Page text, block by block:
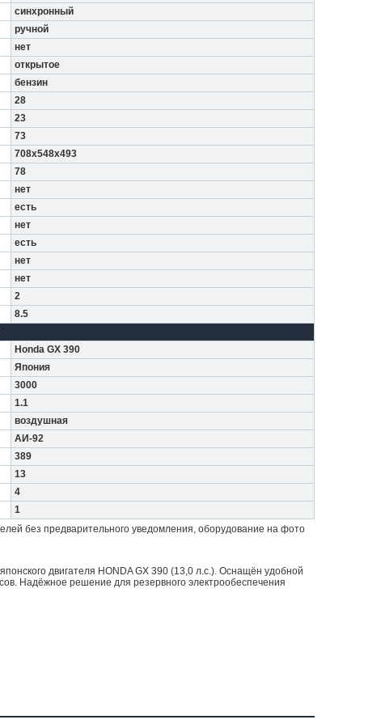
синхронный
ручной
нет
открытое
бензин
28
23
73
708x548x493
78
нет
есть
нет
есть
нет
нет
2
8.5
Honda GX 390
Япония
3000
1.1
воздушная
АИ-92
389
13
4
1
без предварительного уведомления, оборудование на фото
двигателя HONDA GX 390 (13,0 л.с.). Оснащён удобной
Надёжное решение для резервного электрообеспечения